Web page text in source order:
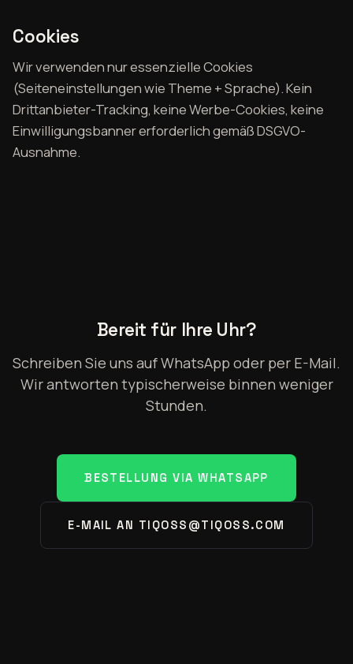
Cookies
Wir verwenden nur essenzielle Cookies
(Seiteneinstellungen wie Theme + Sprache). Kein
Drittanbieter-Tracking, keine Werbe-Cookies, keine
Einwilligungsbanner erforderlich gemäß DSGVO-
Ausnahme.
Bereit für Ihre Uhr?
Schreiben Sie uns auf WhatsApp oder per E-Mail.
Wir antworten typischerweise binnen weniger
Stunden.
BESTELLUNG VIA WHATSAPP
E-MAIL AN TIQOSS@TIQOSS.COM